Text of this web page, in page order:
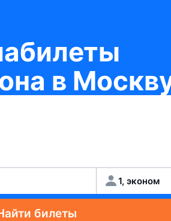
в
1, эконом
билеты